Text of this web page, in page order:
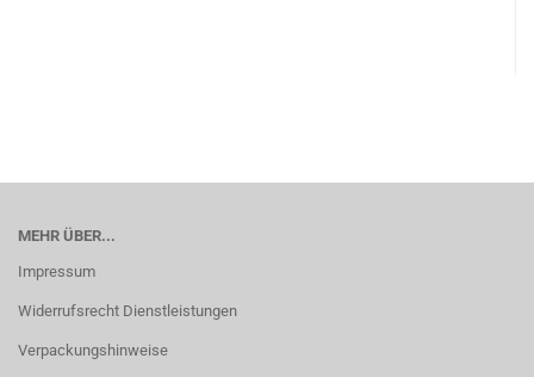
MEHR ÜBER...
Impressum
Widerrufsrecht Dienstleistungen
Verpackungshinweise